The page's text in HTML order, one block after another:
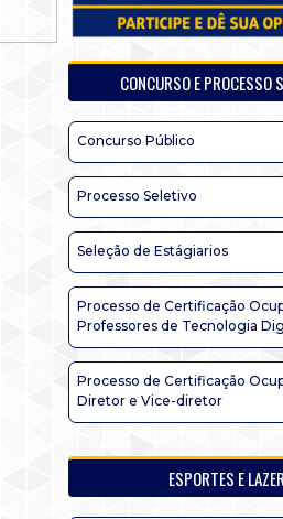
CONCURSO E PROCESSO
Concurso Público
Processo Seletivo
Seleção de Estágiarios
Processo de Certificação
Professores de Tecnologia
Processo de Certificação
Diretor e Vice-diretor
ESPORTES E LAZER